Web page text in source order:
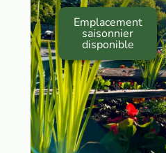
Emplacement
saisonnier
disponible